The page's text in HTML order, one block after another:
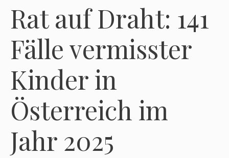
Rat auf Draht: 141
Fälle vermisster
Kinder in
Österreich im
Jahr 2025